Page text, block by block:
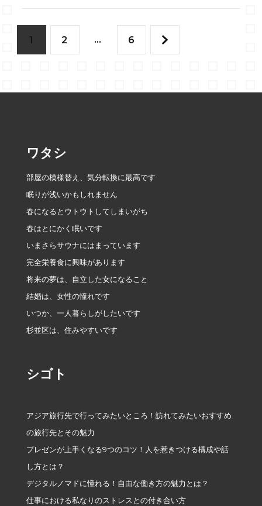
投
の
ー
ジ
送
り
固
ジ
1 固
ジ
2 … 固
6
ワタシ
部屋の模様替え、気分転換に最高です
眠りが浅いかもしれません
春になるとウトウトしてしまいがち
春はとにかく眠いです
いまさらサウナにはまっています
完全栄養食に興味があります
将来の夢は、自立した女になること
結婚は、女性の憧れです
いつか、一人暮らしがしたいです
杉並区は、住みやすいです
シゴト
アジア旅行先で行ってみたいところ！訪れてみたいおすすめ
の旅行先とその魅力
プレゼンが上手くなる9つのコツ！人を惹きつける構成や話
し方とは？
デジタルノマドに憧れる！自由な働き方の魅力とは？
仕事における私なりのストレスとの付き合い方